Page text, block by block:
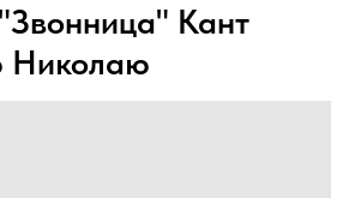
Кант
Николаю